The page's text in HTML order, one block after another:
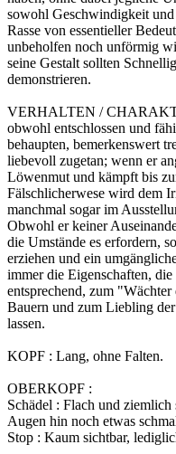
sowohl Geschwindigkeit
Rasse von essentieller
unbeholfen noch unförmig
seine Gestalt sollten
demonstrieren.
VERHALTEN /
obwohl entschlossen und
behaupten, bemerkenswert
liebevoll zugetan; wenn er
Löwenmut und kämpft bis
Fälschlicherwese wird dem
manchmal sogar im
Obwohl er keiner
die Umstände es erfordern,
erziehen und ein
immer die Eigenschaften,
entsprechend, zum
Bauern und zum Liebling
lassen.
KOPF : Lang, ohne Falten.
OBERKOPF :
Schädel : Flach und
Augen hin noch etwas
Stop : Kaum sichtbar,